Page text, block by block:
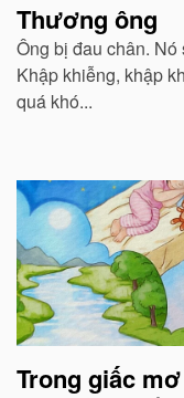
Thương ông
Ông bị đau chân.
Khập khiễng, khập
quá khó...
Trong giấc